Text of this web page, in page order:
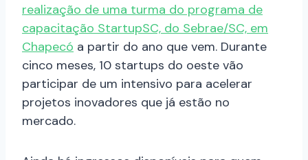
realização de uma turma do programa de
capacitação StartupSC, do Sebrae/SC, em
Chapecó a partir do ano que vem. Durante
cinco meses, 10 startups do oeste vão
participar de um intensivo para acelerar
projetos inovadores que já estão no
mercado.